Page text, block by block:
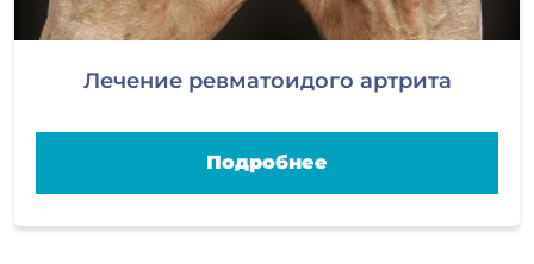
Лечение ревматоидого артрита
Подробнее